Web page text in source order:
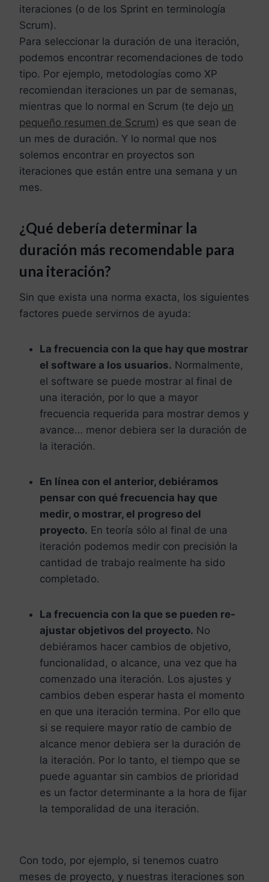
iteraciones (o de los Sprint en terminología
Scrum).
Para seleccionar la duración de una iteración,
podemos encontrar recomendaciones de todo
tipo. Por ejemplo, metodologías como XP
recomiendan iteraciones un par de semanas,
mientras que lo normal en Scrum (te dejo un
pequeño resumen de Scrum) es que sean de
un mes de duración. Y lo normal que nos
solemos encontrar en proyectos son
iteraciones que están entre una semana y un
mes.
¿Qué debería determinar la
duración más recomendable para
una iteración?
Sin que exista una norma exacta, los siguientes
factores puede servirnos de ayuda:
La frecuencia con la que hay que mostrar
el software a los usuarios. Normalmente,
el software se puede mostrar al final de
una iteración, por lo que a mayor
frecuencia requerida para mostrar demos y
avance… menor debiera ser la duración de
la iteración.
En línea con el anterior, debiéramos
pensar con qué frecuencia hay que
medir, o mostrar, el progreso del
proyecto. En teoría sólo al final de una
iteración podemos medir con precisión la
cantidad de trabajo realmente ha sido
completado.
La frecuencia con la que se pueden re-
ajustar objetivos del proyecto. No
debiéramos hacer cambios de objetivo,
funcionalidad, o alcance, una vez que ha
comenzado una iteración. Los ajustes y
cambios deben esperar hasta el momento
en que una iteración termina. Por ello que
si se requiere mayor ratio de cambio de
alcance menor debiera ser la duración de
la iteración. Por lo tanto, el tiempo que se
puede aguantar sin cambios de prioridad
es un factor determinante a la hora de fijar
la temporalidad de una iteración.
Con todo, por ejemplo, si tenemos cuatro
meses de proyecto, y nuestras iteraciones son